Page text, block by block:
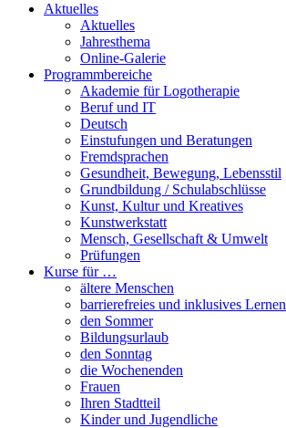
Aktuelles
Aktuelles
Jahresthema
Online-Galerie
Programmbereiche
Akademie für Logotherapie
Beruf und IT
Deutsch
Einstufungen und Beratungen
Fremdsprachen
Gesundheit, Bewegung, Lebensstil
Grundbildung / Schulabschlüsse
Kunst, Kultur und Kreatives
Kunstwerkstatt
Mensch, Gesellschaft & Umwelt
Prüfungen
Kurse für …
ältere Menschen
barrierefreies und inklusives Lernen
den Sommer
Bildungsurlaub
den Sonntag
die Wochenenden
Frauen
Ihren Stadtteil
Kinder und Jugendliche